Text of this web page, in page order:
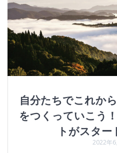
自分たちでこれか
をつくっていこう
トがスター
2022年6